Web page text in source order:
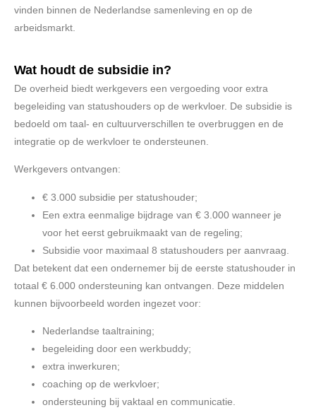
vinden binnen de Nederlandse samenleving en op de
arbeidsmarkt.
Wat houdt de subsidie in?
De overheid biedt werkgevers een vergoeding voor extra
begeleiding van statushouders op de werkvloer. De subsidie is
bedoeld om taal- en cultuurverschillen te overbruggen en de
integratie op de werkvloer te ondersteunen.
Werkgevers ontvangen:
€ 3.000 subsidie per statushouder;
Een extra eenmalige bijdrage van € 3.000 wanneer je
voor het eerst gebruikmaakt van de regeling;
Subsidie voor maximaal 8 statushouders per aanvraag.
Dat betekent dat een ondernemer bij de eerste statushouder in
totaal € 6.000 ondersteuning kan ontvangen. Deze middelen
kunnen bijvoorbeeld worden ingezet voor:
Nederlandse taaltraining;
begeleiding door een werkbuddy;
extra inwerkuren;
coaching op de werkvloer;
ondersteuning bij vaktaal en communicatie.